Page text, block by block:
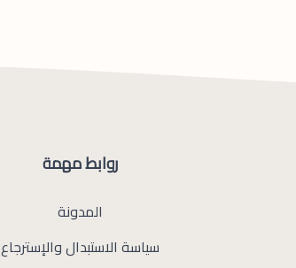
روابط مهمة
المدونة
سياسة الاستبدال والإسترجاع